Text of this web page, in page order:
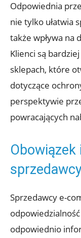
Odpowiednia
nie tylko ułatwia
także wpływa na
Klienci są
sklepach, które
dotyczące
perspektywie
powracających
Sprzedawcy e-
odpowiednio